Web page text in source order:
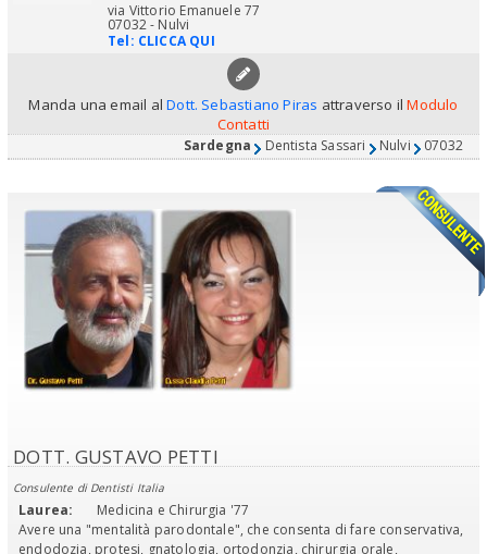
via Vittorio Emanuele 77
07032 - Nulvi
Tel: CLICCA QUI
Manda una email alDott. Sebastiano Piras attraverso ilModulo
Contatti
Sardegna Dentista Sassari Nulvi 07032
DOTT. GUSTAVO PETTI
Consulente di Dentisti Italia
Laurea:
Medicina e Chirurgia '77
Avere una "mentalità parodontale", che consenta di fare conservativa,
endodozia, protesi, gnatologia, ortodonzia, chirurgia orale,